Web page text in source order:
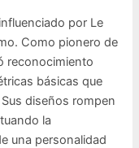
por Le
Como pionero de
reconocimiento
básicas que
diseños rompen
la
una personalidad